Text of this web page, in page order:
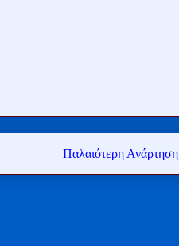
Παλαιότερη Ανάρτηση